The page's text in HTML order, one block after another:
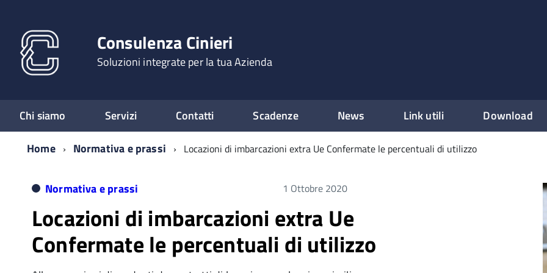
Consulenza Cinieri
Soluzioni integrate per la tua Azienda
Chi siamo Servizi Contatti Scadenze News Link utili Download
Home
Normativa e prassi Locazioni di imbarcazioni extra Ue Confermate le percentuali di utilizzo
Normativa e prassi 1 Ottobre 2020
Locazioni di imbarcazioni extra Ue
Confermate le percentuali di utilizzo